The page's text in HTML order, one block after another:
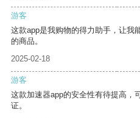
游客
这款app是我购物的得力助手，让我
的商品。
2025-02-18
游客
这款加速器app的安全性有待提高，
证。